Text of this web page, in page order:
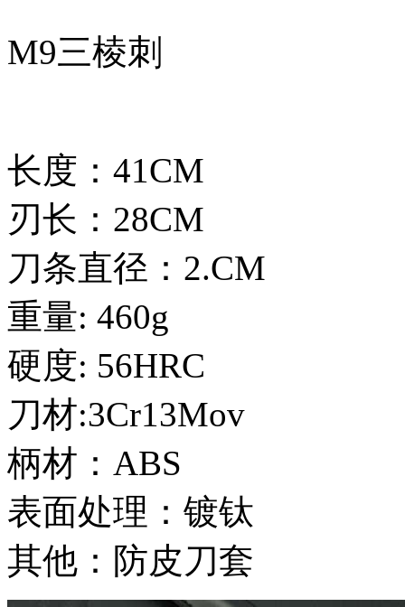
M9三棱刺
长度：41CM
刃长：28CM
刀条直径：2.CM
重量: 460g
硬度: 56HRC
刀材:3Cr13Mov
柄材：ABS
表面处理：镀钛
其他：防皮刀套